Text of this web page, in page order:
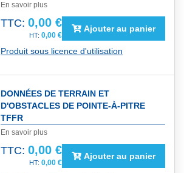
En savoir plus
TTC: 0,00 €
0,00 €
Ajouter au panier
Produit sous licence d'utilisation
DONNÉES DE TERRAIN ET
D'OBSTACLES DE POINTE-À-PITRE
TFFR
En savoir plus
TTC: 0,00 €
0,00 €
Ajouter au panier